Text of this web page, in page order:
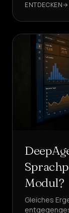
WELLNESS
Gastgewerbe
ESSEN
Vertrieb
&
ZUHAUSE
Preise
Über
uns
Werden
Salesforce?
ENTDECKEN
Modul?
Gleiches